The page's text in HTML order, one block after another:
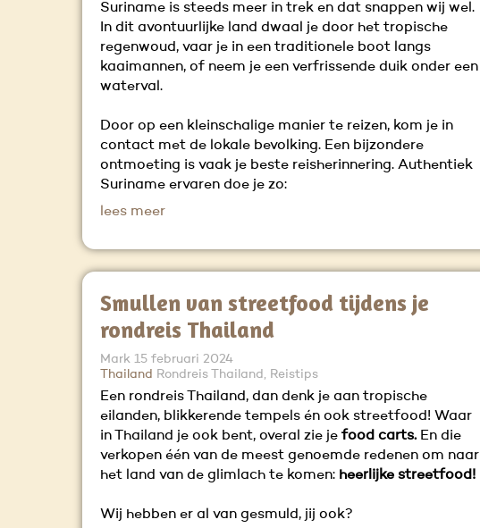
Suriname is steeds meer in trek en dat snappen wij wel.
In dit avontuurlijke land dwaal je door het tropische
regenwoud, vaar je in een traditionele boot langs
kaaimannen, of neem je een verfrissende duik onder een
waterval.
Door op een kleinschalige manier te reizen, kom je in
contact met de lokale bevolking. Een bijzondere
ontmoeting is vaak je beste reisherinnering. Authentiek
Suriname ervaren doe je zo:
lees meer
Smullen van streetfood tijdens je
rondreis Thailand
Mark 15 februari 2024
Thailand Rondreis Thailand, Reistips
Een rondreis Thailand, dan denk je aan tropische
eilanden, blikkerende tempels én ook streetfood! Waar
in Thailand je ook bent, overal zie je food carts. En die
verkopen één van de meest genoemde redenen om naar
het land van de glimlach te komen: heerlijke streetfood!
Wij hebben er al van gesmuld, jij ook?